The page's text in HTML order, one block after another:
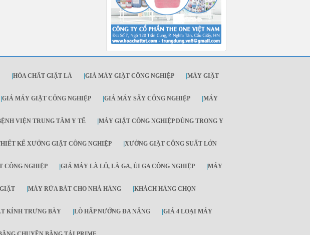
|HÓA CHẤT GIẶT LÀ |GIÁ MÁY GIẶT CÔNG NGHIỆP |MÁY GIẶT
|GIÁ MÁY GIẶT CÔNG NGHIỆP |GIÁ MÁY SẤY CÔNG NGHIỆP |MÁY
VIỆN TRUNG TÂM Y TẾ |MÁY GIẶT CÔNG NGHIỆP DÙNG TRONG Y
KẾ XƯỞNG GIẶT CÔNG NGHIỆP |XƯỞNG GIẶT CÔNG SUẤT LỚN
CÔNG NGHIỆP |GIÁ MÁY LÀ LÔ, LÀ GA, ỦI GA CÔNG NGHIỆP |MÁY
|MÁY RỬA BÁT CHO NHÀ HÀNG |KHÁCH HÀNG CHỌN
KÍNH TRƯNG BÀY |LÒ HẤP NƯỚNG ĐA NĂNG |GIÁ 4 LOẠI MÁY